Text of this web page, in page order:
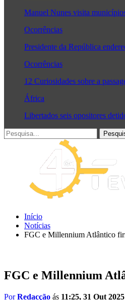
Manuel Nunes visita
Ocorrências
Presidente da República
Ocorrências
12 Curiosidades sobre a
África
Libertados seis opositores
Início
Notícias
FGC e Millennium Atlântico
FGC e Millennium
PorRedacção ás 11:25, 31 Out 2025